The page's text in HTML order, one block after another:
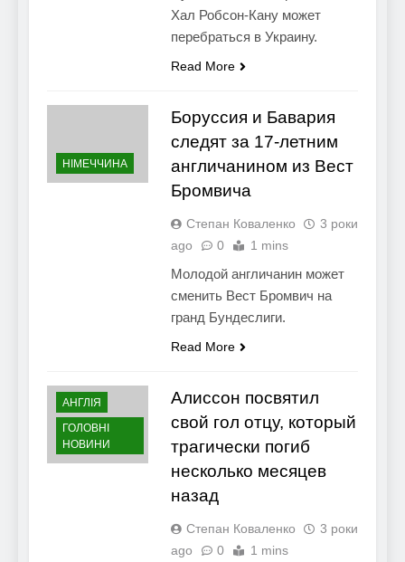
Хал Робсон-Кану может
перебраться в Украину.
Read More
НІМЕЧЧИНА
Боруссия и Бавария
следят за 17-летним
англичанином из Вест
Бромвича
Степан Коваленко
3 роки
ago
0 1 mins
Молодой англичанин может
сменить Вест Бромвич на
гранд Бундеслиги.
Read More
АНГЛІЯ
ГОЛОВНІ
НОВИНИ
Алиссон посвятил
свой гол отцу, который
трагически погиб
несколько месяцев
назад
Степан Коваленко
3 роки
ago
0 1 mins